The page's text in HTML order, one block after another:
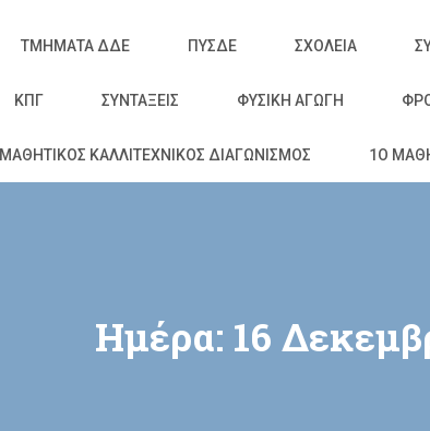
ΤΜΉΜΑΤΑ ΔΔΕ ΠΥΣΔΕ ΣΧΟΛΕΊΑ
ΚΠΓ ΣΥΝΤΑΞΕΙΣ ΦΥΣΙΚΉ ΑΓΩΓΉ
ΜΑΘΗΤΙΚΟΣ ΚΑΛΛΙΤΕΧΝΙΚΟΣ ΔΙΑΓΩΝΙΣΜΟΣ 1O
Ημέρα: 16